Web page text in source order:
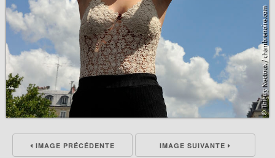
IMAGE PRÉCÉDENTE IMAGE SUIVANTE